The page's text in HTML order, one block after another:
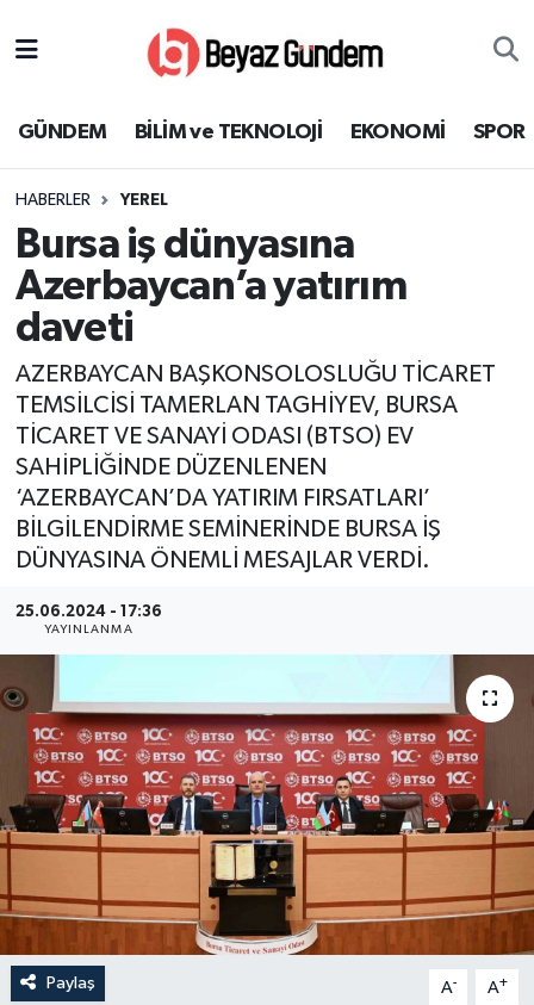
GÜNDEM BİLİM ve TEKNOLOJİ EKONOMİ SPOR
HABERLER YEREL
Bursa iş dünyasına
Azerbaycan’a yatırım
daveti
AZERBAYCAN BAŞKONSOLOSLUĞU TİCARET
TEMSİLCİSİ TAMERLAN TAGHİYEV, BURSA
TİCARET VE SANAYİ ODASI (BTSO) EV
SAHİPLİĞİNDE DÜZENLENEN
‘AZERBAYCAN’DA YATIRIM FIRSATLARI’
BİLGİLENDİRME SEMİNERİNDE BURSA İŞ
DÜNYASINA ÖNEMLİ MESAJLAR VERDİ.
25.06.2024 - 17:36
YAYINLANMA
Paylaş A- A+
EKONOMİ
SPOR
SAĞLIK
EĞİTİM
KÜLTÜR SANAT
MAGAZİN
Süper Lig Puan Durumu ve Fikstür
Tüm Manşetler
Son Dakika Haberleri
Haber Arşivi